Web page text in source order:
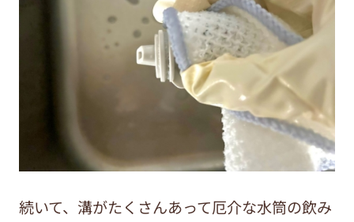
続いて、溝がたくさんあって厄介な水筒の飲み